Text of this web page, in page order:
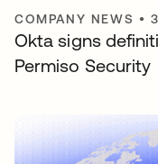
COMPANY NEWS •
Okta signs
Permiso Security